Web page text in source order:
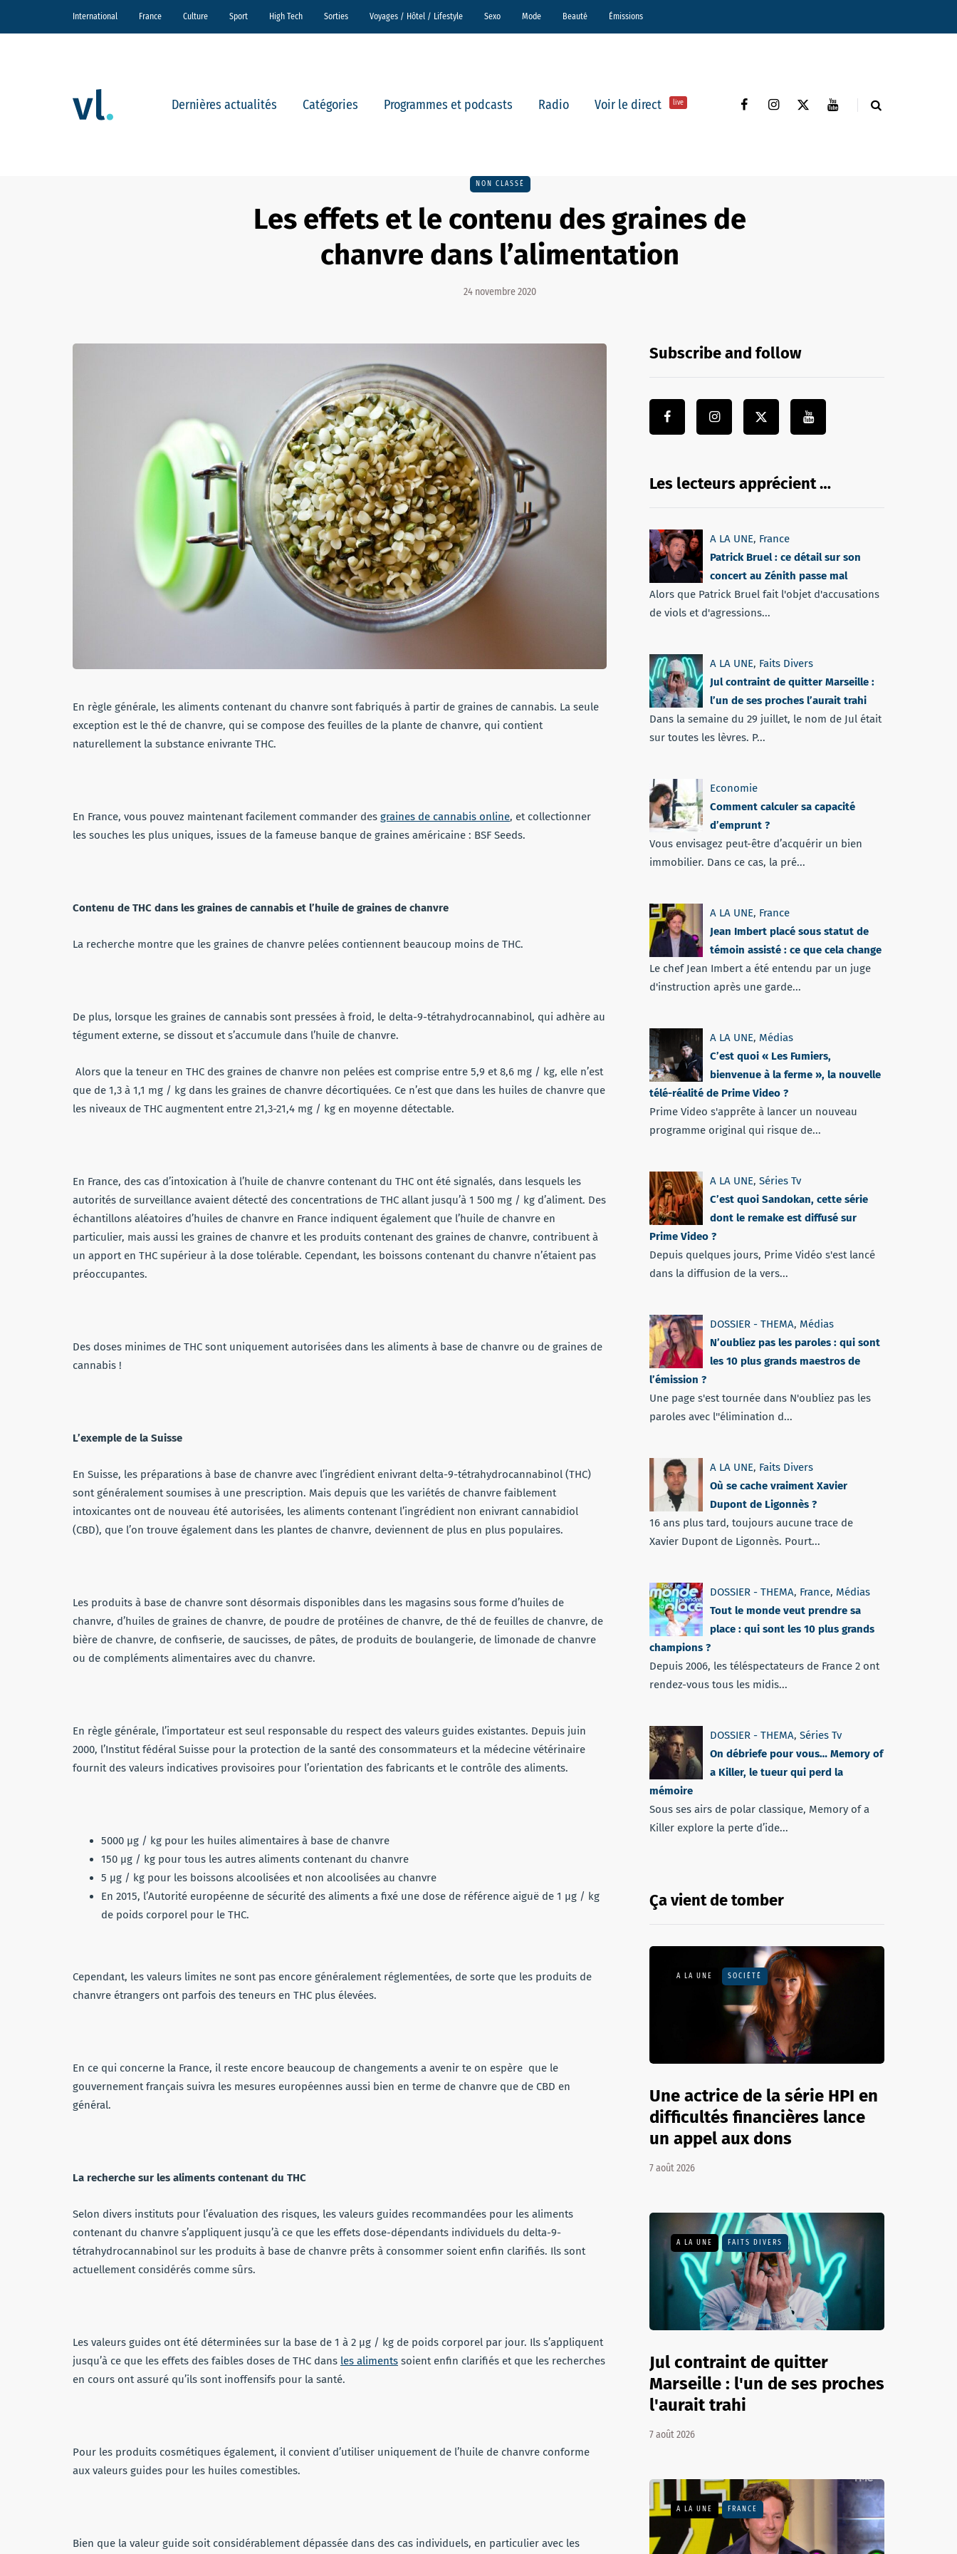
International France Culture Sport High Tech Sorties Voyages / Hôtel / Lifestyle Sexo Mode Beauté Émissions
Dernières actualités Catégories Programmes et podcasts Radio Voir le direct live
NON CLASSÉ
Les effets et le contenu des graines de
chanvre dans l’alimentation
24 novembre 2020
En règle générale, les aliments contenant du chanvre sont fabriqués à partir de graines de cannabis. La seule
exception est le thé de chanvre, qui se compose des feuilles de la plante de chanvre, qui contient
naturellement la substance enivrante THC.
En France, vous pouvez maintenant facilement commander des graines de cannabis online, et collectionner
les souches les plus uniques, issues de la fameuse banque de graines américaine : BSF Seeds.
Contenu de THC dans les graines de cannabis et l’huile de graines de chanvre
La recherche montre que les graines de chanvre pelées contiennent beaucoup moins de THC.
De plus, lorsque les graines de cannabis sont pressées à froid, le delta-9-tétrahydrocannabinol, qui adhère au
tégument externe, se dissout et s’accumule dans l’huile de chanvre.
Alors que la teneur en THC des graines de chanvre non pelées est comprise entre 5,9 et 8,6 mg / kg, elle n’est
que de 1,3 à 1,1 mg / kg dans les graines de chanvre décortiquées. Ce n’est que dans les huiles de chanvre que
les niveaux de THC augmentent entre 21,3-21,4 mg / kg en moyenne détectable.
En France, des cas d’intoxication à l’huile de chanvre contenant du THC ont été signalés, dans lesquels les
autorités de surveillance avaient détecté des concentrations de THC allant jusqu’à 1 500 mg / kg d’aliment. Des
échantillons aléatoires d’huiles de chanvre en France indiquent également que l’huile de chanvre en
particulier, mais aussi les graines de chanvre et les produits contenant des graines de chanvre, contribuent à
un apport en THC supérieur à la dose tolérable. Cependant, les boissons contenant du chanvre n’étaient pas
préoccupantes.
Des doses minimes de THC sont uniquement autorisées dans les aliments à base de chanvre ou de graines de
cannabis !
L’exemple de la Suisse
En Suisse, les préparations à base de chanvre avec l’ingrédient enivrant delta-9-tétrahydrocannabinol (THC)
sont généralement soumises à une prescription. Mais depuis que les variétés de chanvre faiblement
intoxicantes ont de nouveau été autorisées, les aliments contenant l’ingrédient non enivrant cannabidiol
(CBD), que l’on trouve également dans les plantes de chanvre, deviennent de plus en plus populaires.
Les produits à base de chanvre sont désormais disponibles dans les magasins sous forme d’huiles de
chanvre, d’huiles de graines de chanvre, de poudre de protéines de chanvre, de thé de feuilles de chanvre, de
bière de chanvre, de confiserie, de saucisses, de pâtes, de produits de boulangerie, de limonade de chanvre
ou de compléments alimentaires avec du chanvre.
En règle générale, l’importateur est seul responsable du respect des valeurs guides existantes. Depuis juin
2000, l’Institut fédéral Suisse pour la protection de la santé des consommateurs et la médecine vétérinaire
fournit des valeurs indicatives provisoires pour l’orientation des fabricants et le contrôle des aliments.
5000 µg / kg pour les huiles alimentaires à base de chanvre
150 µg / kg pour tous les autres aliments contenant du chanvre
5 µg / kg pour les boissons alcoolisées et non alcoolisées au chanvre
En 2015, l’Autorité européenne de sécurité des aliments a fixé une dose de référence aiguë de 1 µg / kg
de poids corporel pour le THC.
Cependant, les valeurs limites ne sont pas encore généralement réglementées, de sorte que les produits de
chanvre étrangers ont parfois des teneurs en THC plus élevées.
En ce qui concerne la France, il reste encore beaucoup de changements a avenir te on espère que le
gouvernement français suivra les mesures européennes aussi bien en terme de chanvre que de CBD en
général.
La recherche sur les aliments contenant du THC
Selon divers instituts pour l’évaluation des risques, les valeurs guides recommandées pour les aliments
contenant du chanvre s’appliquent jusqu’à ce que les effets dose-dépendants individuels du delta-9-
tétrahydrocannabinol sur les produits à base de chanvre prêts à consommer soient enfin clarifiés. Ils sont
actuellement considérés comme sûrs.
Les valeurs guides ont été déterminées sur la base de 1 à 2 µg / kg de poids corporel par jour. Ils s’appliquent
jusqu’à ce que les effets des faibles doses de THC dans les aliments soient enfin clarifiés et que les recherches
en cours ont assuré qu’ils sont inoffensifs pour la santé.
Pour les produits cosmétiques également, il convient d’utiliser uniquement de l’huile de chanvre conforme
aux valeurs guides pour les huiles comestibles.
Bien que la valeur guide soit considérablement dépassée dans des cas individuels, en particulier avec les
Subscribe and follow
Les lecteurs apprécient …
A LA UNE, France
Patrick Bruel : ce détail sur son
concert au Zénith passe mal
Alors que Patrick Bruel fait l'objet d'accusations
de viols et d'agressions...
A LA UNE, Faits Divers
Jul contraint de quitter Marseille :
l’un de ses proches l’aurait trahi
Dans la semaine du 29 juillet, le nom de Jul était
sur toutes les lèvres. P...
Economie
Comment calculer sa capacité
d’emprunt ?
Vous envisagez peut-être d’acquérir un bien
immobilier. Dans ce cas, la pré...
A LA UNE, France
Jean Imbert placé sous statut de
témoin assisté : ce que cela change
Le chef Jean Imbert a été entendu par un juge
d'instruction après une garde...
A LA UNE, Médias
C’est quoi « Les Fumiers,
bienvenue à la ferme », la nouvelle
télé-réalité de Prime Video ?
Prime Video s'apprête à lancer un nouveau
programme original qui risque de...
A LA UNE, Séries Tv
C’est quoi Sandokan, cette série
dont le remake est diffusé sur
Prime Video ?
Depuis quelques jours, Prime Vidéo s'est lancé
dans la diffusion de la vers...
DOSSIER - THEMA, Médias
N’oubliez pas les paroles : qui sont
les 10 plus grands maestros de
l’émission ?
Une page s'est tournée dans N'oubliez pas les
paroles avec l''élimination d...
A LA UNE, Faits Divers
Où se cache vraiment Xavier
Dupont de Ligonnès ?
16 ans plus tard, toujours aucune trace de
Xavier Dupont de Ligonnès. Pourt...
DOSSIER - THEMA, France, Médias
Tout le monde veut prendre sa
place : qui sont les 10 plus grands
champions ?
Depuis 2006, les téléspectateurs de France 2 ont
rendez-vous tous les midis...
DOSSIER - THEMA, Séries Tv
On débriefe pour vous… Memory of
a Killer, le tueur qui perd la
mémoire
Sous ses airs de polar classique, Memory of a
Killer explore la perte d’ide...
Ça vient de tomber
A LA UNE SOCIÉTÉ
Une actrice de la série HPI en
difficultés financières lance
un appel aux dons
7 août 2026
A LA UNE FAITS DIVERS
Jul contraint de quitter
Marseille : l'un de ses proches
l'aurait trahi
7 août 2026
A LA UNE FRANCE